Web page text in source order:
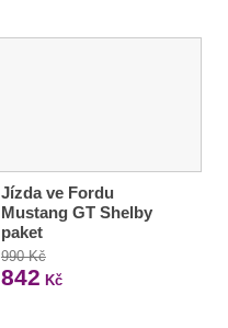
Jízda ve Fordu
Mustang GT Shelby
paket
990 Kč
842 Kč